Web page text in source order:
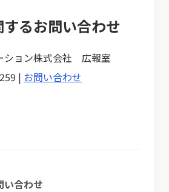
るお問い合わせ
ション株式会社 広報室
| お問い合わせ
い合わせ